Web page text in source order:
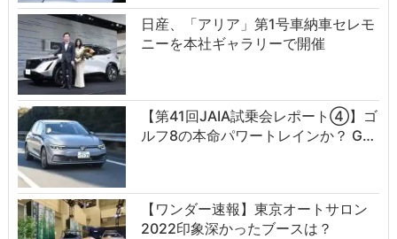
日産、「アリア」第1号車納車セレモ
ニーを本社ギャラリーで開催
【第41回JAIA試乗会レポート④】ゴ
ルフ8の本命パワートレインか？ G…
【ワンダー速報】東京オートサロン
2022印象深かったブースは？